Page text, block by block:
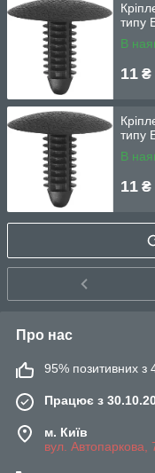
типу
В
11 ₴
типу
В
11 ₴
Про нас
95% позитивних з
Працює з
м. Київ
вул. Автопаркова,